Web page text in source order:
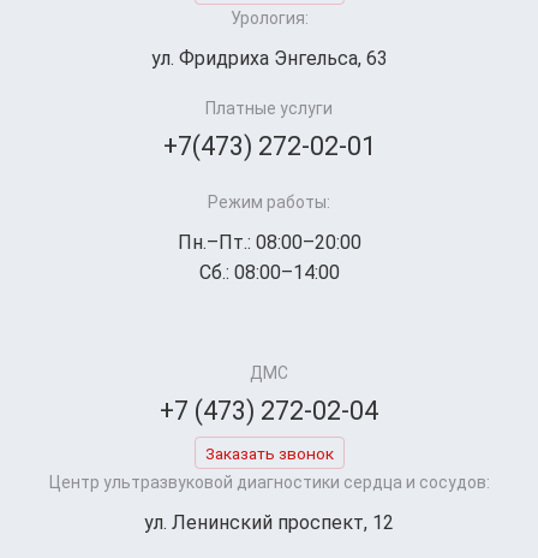
Урология:
ул. Фридриха Энгельса, 63
Платные услуги
+7(473) 272-02-01
Режим работы:
Пн.–Пт.: 08:00–20:00
Сб.: 08:00–14:00
ДМС
+7 (473) 272-02-04
Заказать звонок
Центр ультразвуковой диагностики сердца и сосудов:
ул. Ленинский проспект, 12